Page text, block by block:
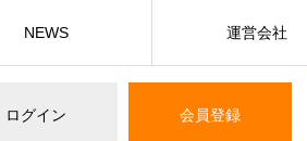
ログイン 会員登録
NEWS 運営会社